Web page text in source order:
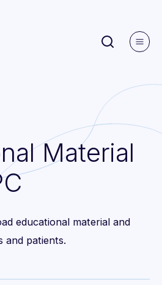
Material
educational material and
and patients.